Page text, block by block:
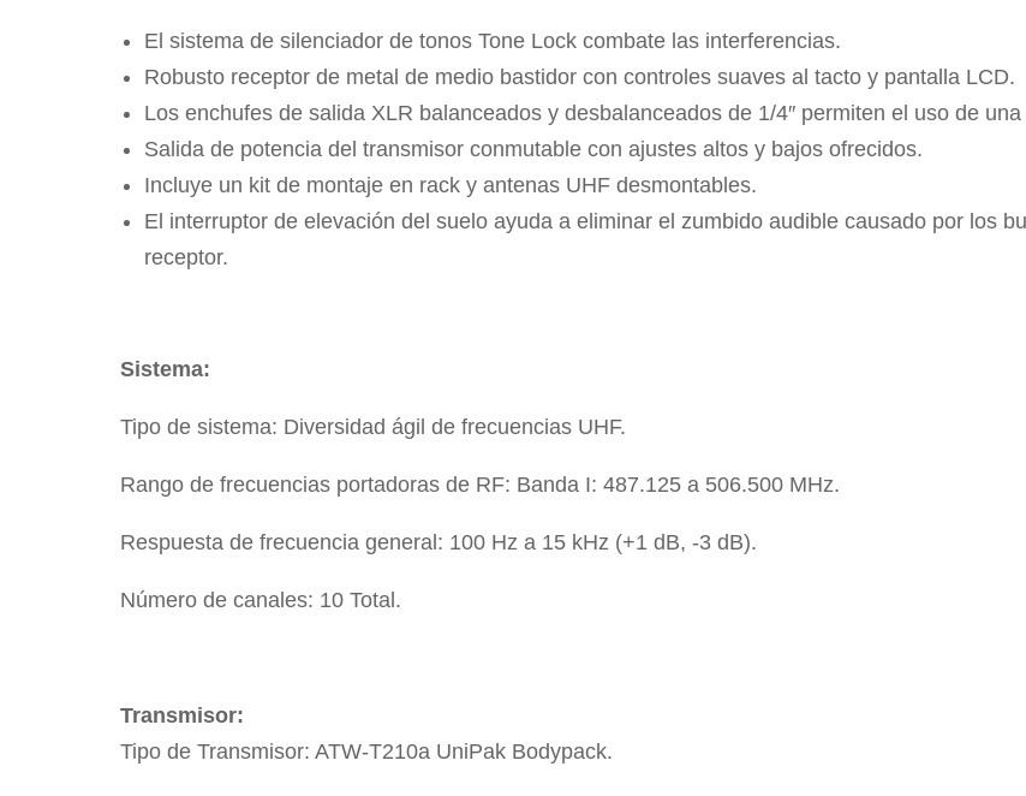
El sistema de silenciador de tonos Tone Lock combate las interferencias.
Robusto receptor de metal de medio bastidor con controles suaves al tacto y pantalla LCD.
Los enchufes de salida XLR balanceados y desbalanceados de 1/4″ permiten el uso de
Salida de potencia del transmisor conmutable con ajustes altos y bajos ofrecidos.
Incluye un kit de montaje en rack y antenas UHF desmontables.
El interruptor de elevación del suelo ayuda a eliminar el zumbido audible causado por los
receptor.
Sistema:
Tipo de sistema: Diversidad ágil de frecuencias UHF.
Rango de frecuencias portadoras de RF: Banda I: 487.125 a 506.500 MHz.
Respuesta de frecuencia general: 100 Hz a 15 kHz (+1 dB, -3 dB).
Número de canales: 10 Total.
Transmisor:
Tipo de Transmisor: ATW-T210a UniPak Bodypack.